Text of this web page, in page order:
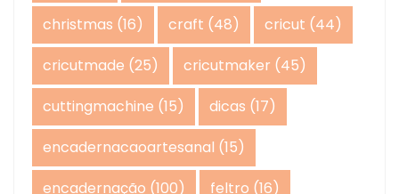
christmas (16) craft (48) cricut (44)
cricutmade (25) cricutmaker (45)
cuttingmachine (15) dicas (17)
encadernacaoartesanal (15)
encadernação (100) feltro (16)